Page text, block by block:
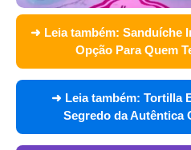
➜ Leia também: Sanduíche
Opção Para Quem
➜ Leia também: Tortilla
Segredo da Autêntica